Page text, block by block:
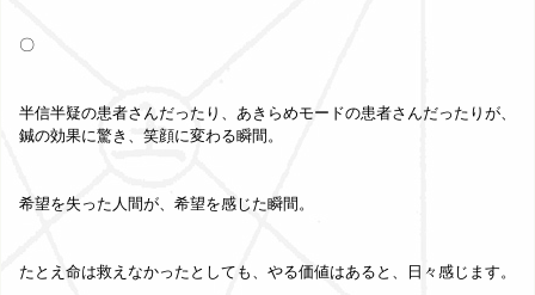
〇
半信半疑の患者さんだったり、あきらめモードの患者さんだったりが、
鍼の効果に驚き、笑顔に変わる瞬間。
希望を失った人間が、希望を感じた瞬間。
たとえ命は救えなかったとしても、やる価値はあると、日々感じます。